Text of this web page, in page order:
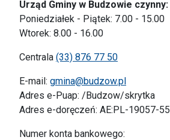
Urząd Gminy w Budzowie czynny:
Poniedziałek - Piątek: 7.00 - 15.00
Wtorek: 8.00 - 16.00
Centrala (33) 876 77 50
E-mail: gmina@budzow.pl
Adres e-Puap: /Budzow/skrytka
Adres e-doręczeń: AE:PL-19057-
Numer konta bankowego: